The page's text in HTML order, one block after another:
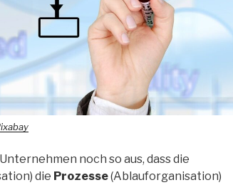
noch so aus, dass die
die Prozesse(Ablauforganisation)